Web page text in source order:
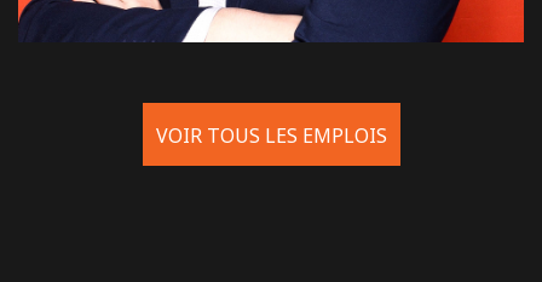
VOIR TOUS LES EMPLOIS